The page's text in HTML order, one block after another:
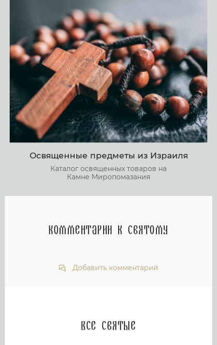
Освященные предметы из Израиля
Каталог освященных товаров на
Камне Миропомазания
Комментарии к святому
Добавить комментарий
Все святые